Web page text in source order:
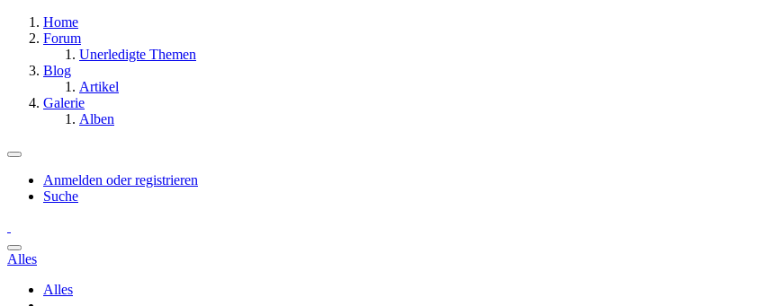
Home
Forum
Unerledigte Themen
Blog
Artikel
Galerie
Alben
Anmelden oder registrieren
Suche
Alles
Alles